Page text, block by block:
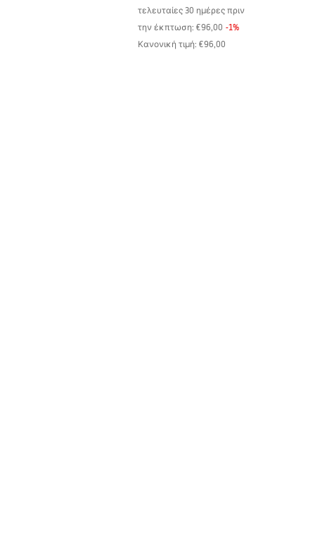
1590 -1610
Ναι
τελευταίες 30 ημέρες πριν
την έκπτωση: €96,00 -1%
Κανονική τιμή: €96,00